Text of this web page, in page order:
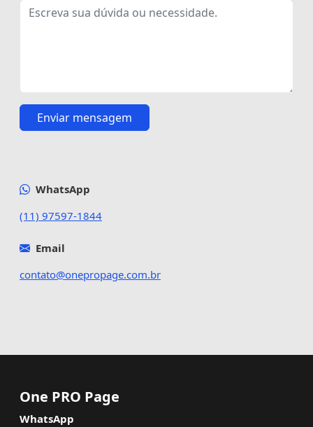
Enviar mensagem
WhatsApp
(11) 97597-1844
Email
contato@onepropage.com.br
One PRO Page
WhatsApp